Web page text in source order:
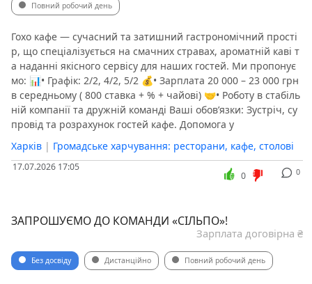
Повний робочий день
Гохо кафе — сучасний та затишний гастрономічний прості
р, що спеціалізується на смачних стравах, ароматній каві т
а наданні якісного сервісу для наших гостей. Ми пропонує
мо: 📊• Графік: 2/2, 4/2, 5/2 💰• Зарплата 20 000 – 23 000 грн
в середньому ( 800 ставка + % + чайові) 🤝• Роботу в стабіль
ній компанії та дружній команді Ваші обов’язки: Зустріч, су
провід та розрахунок гостей кафе. Допомога у
Харків | Громадське харчування: ресторани, кафе, столові
17.07.2026 17:05 0
0
ЗАПРОШУЄМО ДО КОМАНДИ «СІЛЬПО»!
Зарплата договірна ₴
Без досвіду Дистанційно Повний робочий день